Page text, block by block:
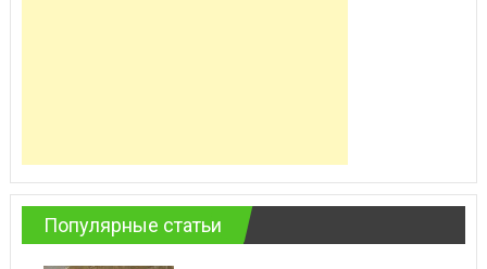
Популярные статьи